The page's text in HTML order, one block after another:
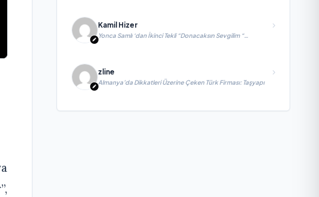
Kamil Hizer
Yonca Samlı ‘dan İkinci Tekli “Donacaksın Sevgilim “
yayımlandı
zline
Almanya’da Dikkatleri Üzerine Çeken Türk Firması: Taşyapı